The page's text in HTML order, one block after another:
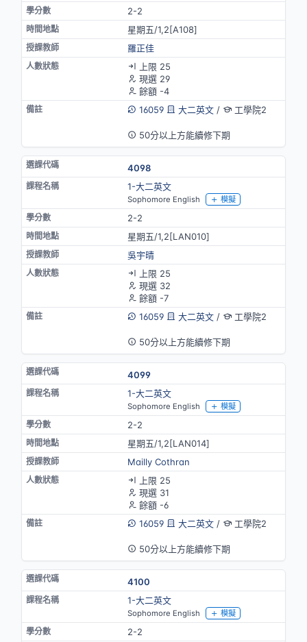
2-2
星期五/1,2[A108]
羅正佳
上限 25
現選 29
餘額 -4
16059
大二英文/ 工學院2
50分以上方能續修下期
4098
1-大二英文
Sophomore English 模擬
2-2
星期五/1,2[LAN010]
吳宇晴
上限 25
現選 32
餘額 -7
16059
大二英文/ 工學院2
50分以上方能續修下期
4099
1-大二英文
Sophomore English 模擬
2-2
星期五/1,2[LAN014]
Mailly Cothran
上限 25
現選 31
餘額 -6
16059
大二英文/ 工學院2
50分以上方能續修下期
4100
1-大二英文
Sophomore English 模擬
2-2